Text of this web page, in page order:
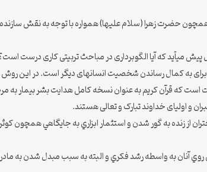
حضرت زهرا (سلام علیها) همواره با توجه به نقش
می­آید که آیا الگوبرداری در مباحث تربیتی کاری درست
به کمال رساندن شخصیت انسانهای دیگر است. در این روش
که قرآن کریم به عنوان نسخه کامل هدایت بشر بیمار به
و اولیای خداوند تبارک و تعالی هستند.
از زنده به گور شدن و استثمار ابزاري به جايگاهي همچون
به واسطه رشد فكري و البته به سبب مبدل شدن به